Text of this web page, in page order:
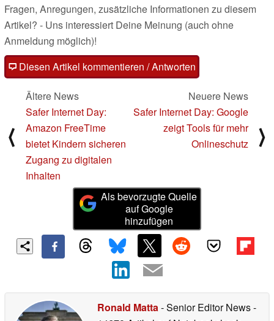
Fragen, Anregungen, zusätzliche Informationen zu diesem
Artikel? - Uns interessiert Deine Meinung (auch ohne
Anmeldung möglich)!
Diesen Artikel kommentieren / Antworten
⟨
Ältere News
Safer Internet Day:
Amazon FreeTime
bietet Kindern sicheren
Zugang zu digitalen
Inhalten
Neuere News
Safer Internet Day: Google
zeigt Tools für mehr
Onlineschutz
⟩
Als bevorzugte Quelle
auf Google
hinzufügen
Ronald Matta- Senior Editor News-